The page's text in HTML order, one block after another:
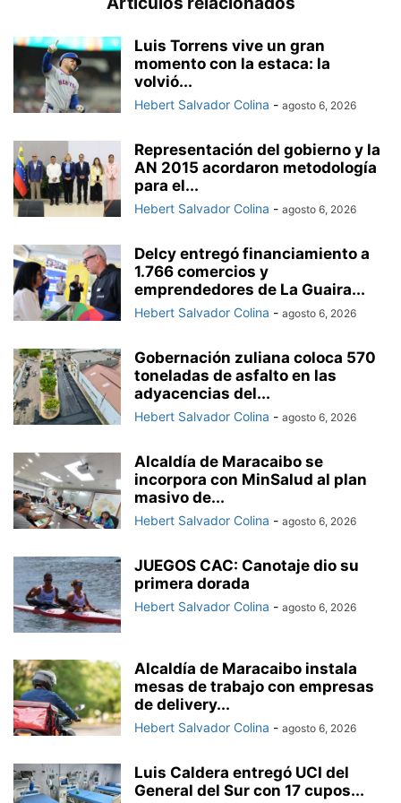
Luis Torrens vive un gran
momento con la estaca: la
volvió...
Hebert Salvador Colina - agosto 6, 2026
Representación del gobierno y la
AN 2015 acordaron metodología
para el...
Hebert Salvador Colina - agosto 6, 2026
Delcy entregó financiamiento a
1.766 comercios y
emprendedores de La Guaira...
Hebert Salvador Colina - agosto 6, 2026
Gobernación zuliana coloca 570
toneladas de asfalto en las
adyacencias del...
Hebert Salvador Colina - agosto 6, 2026
Alcaldía de Maracaibo se
incorpora con MinSalud al plan
masivo de...
Hebert Salvador Colina - agosto 6, 2026
JUEGOS CAC: Canotaje dio su
primera dorada
Hebert Salvador Colina - agosto 6, 2026
Alcaldía de Maracaibo instala
mesas de trabajo con empresas
de delivery...
Hebert Salvador Colina - agosto 6, 2026
Luis Caldera entregó UCI del
General del Sur con 17 cupos...